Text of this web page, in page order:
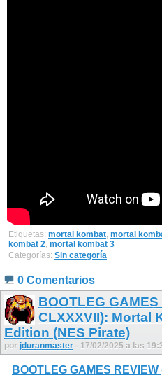
Etiquetas: mortal kombat, mortal
kombat 2, mortal kombat 3
Categorías: Sin categoría
0 Comentarios
BOOTLEG
CLXXXVII): Mortal
Edition (NES Pirate)
por jduranmaster - 17/02/2025 a las
BOOTLEG GAMES